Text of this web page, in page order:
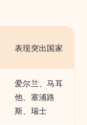
表现突出国家
爱尔兰、马耳
他、塞浦路
斯、瑞士